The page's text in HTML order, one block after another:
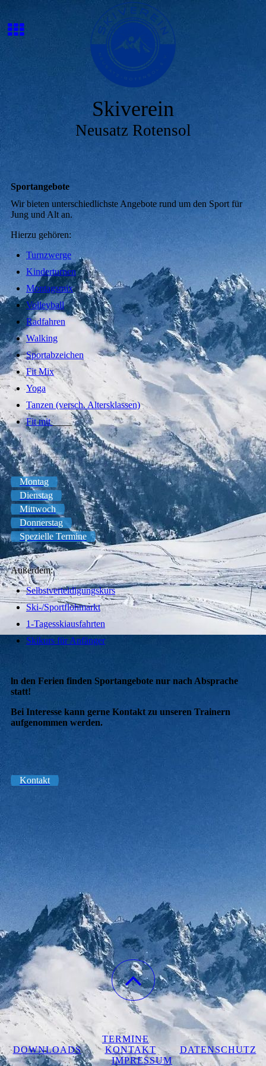
Skiverein
Neusatz Rotensol
Sportangebote
Wir bieten unterschiedlichste Angebote rund um den Sport für
Jung und Alt an.
Hierzu gehören:
Turnzwerge
Kinderturnen
Montagsmix
Volleyball
Radfahren
Walking
Sportabzeichen
Fit Mix
Yoga
Tanzen (versch. Altersklassen)
Fit mit____
Montag
Dienstag
Mittwoch
Donnerstag
Spezielle Termine
Außerdem:
Selbstverteidigungskurs
Ski-/Sportflohmarkt
1-Tagesskiausfahrten
Skikurs für Anfänger
ln den Ferien finden Sportangebote nur nach Absprache
statt!
Bei Interesse kann gerne Kontakt zu unseren Trainern
aufgenommen werden.
Kontakt
TERMINE
DOWNLOADS
KONTAKT
DATENSCHUTZ
IMPRESSUM